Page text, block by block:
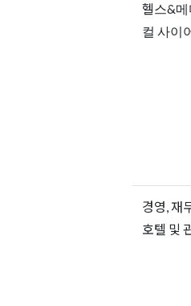
헬스&메
컬 사이
경영, 재
호텔 및